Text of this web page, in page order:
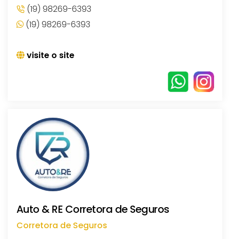
(19) 98269-6393
(19) 98269-6393
visite o site
Auto & RE Corretora de Seguros
Corretora de Seguros